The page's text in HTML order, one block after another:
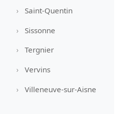
Saint-Quentin
Sissonne
Tergnier
Vervins
Villeneuve-sur-Aisne